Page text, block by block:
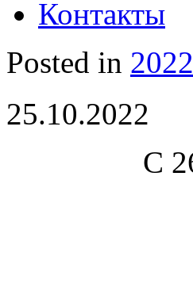
Контакты
Posted in 2022
25.10.2022
С